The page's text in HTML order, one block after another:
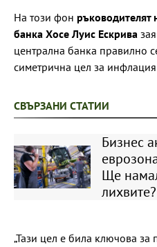
На този фон ръководителят
банка Хосе Луис Ескрива
централна банка правилно
симетрична цел за инфлация
СВЪРЗАНИ СТАТИИ
Бизнес
Ще
лихвите?
„Тази цел е била ключова